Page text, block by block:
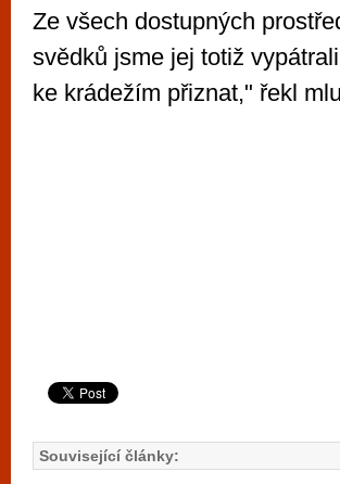
Ze všech dostupných
svědků jsme jej totiž
ke krádežím přiznat," řekl
Související články: